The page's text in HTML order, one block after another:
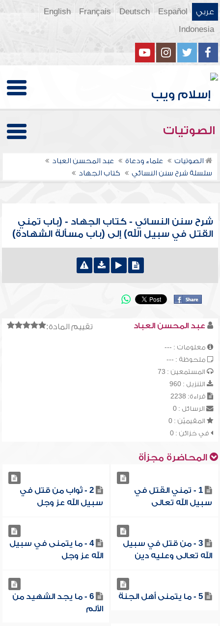
عربي Español
Deutsch
Français
English
Indonesia
الصوتيات
الصوتيات علماء ودعاة
عبد المحسن العباد
سلسلة شرح سنن النسائي
كتاب الجهاد
شرح سنن النسائي - كتاب الجهاد - (باب تمني
القتل في سبيل الله) إلى (باب مسألة الشهادة)
تقييم المادة: عبد المحسن العباد
معلومات : ---
ملحوظة : ---
المستمعين : 73
التنزيل : 960
قراءة: 2238
الرسائل : 0
المقيميّن : 0
في خزائن : 0
المحاضرة مجزأة
1 - تمني القتل في
سبيل الله تعالى
2 - ثواب من قتل في
سبيل الله عز وجل
3 - من قتل في سبيل
الله تعالى وعليه دين
4 - ما يتمنى في سبيل
الله عز وجل
5 - ما يتمنى أهل الجنة
6 - ما يجد الشهيد من
الألم